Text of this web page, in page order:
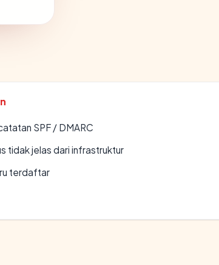
SPF / DMARC
tidak jelas dari infrastruktur
terdaftar